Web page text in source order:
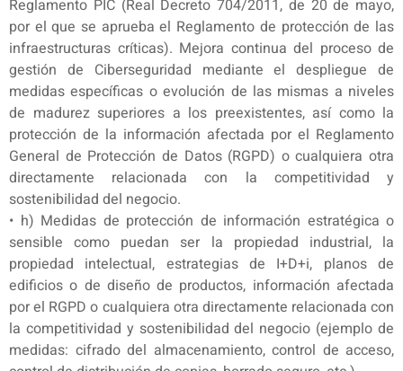
Reglamento PIC (Real Decreto 704/2011, de 20 de mayo,
por el que se aprueba el Reglamento de protección de las
infraestructuras críticas). Mejora continua del proceso de
gestión de Ciberseguridad mediante el despliegue de
medidas específicas o evolución de las mismas a niveles
de madurez superiores a los preexistentes, así como la
protección de la información afectada por el Reglamento
General de Protección de Datos (RGPD) o cualquiera otra
directamente relacionada con la competitividad y
sostenibilidad del negocio.
• h) Medidas de protección de información estratégica o
sensible como puedan ser la propiedad industrial, la
propiedad intelectual, estrategias de I+D+i, planos de
edificios o de diseño de productos, información afectada
por el RGPD o cualquiera otra directamente relacionada con
la competitividad y sostenibilidad del negocio (ejemplo de
medidas: cifrado del almacenamiento, control de acceso,